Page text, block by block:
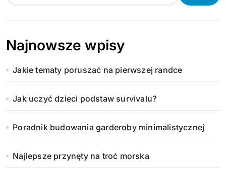
Najnowsze wpisy
Jakie tematy poruszać na pierwszej randce
Jak uczyć dzieci podstaw survivalu?
Poradnik budowania garderoby minimalistycznej
Najlepsze przynęty na troć morska